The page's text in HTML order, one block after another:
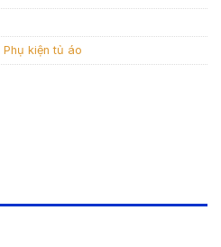
Phụ kiện tủ áo